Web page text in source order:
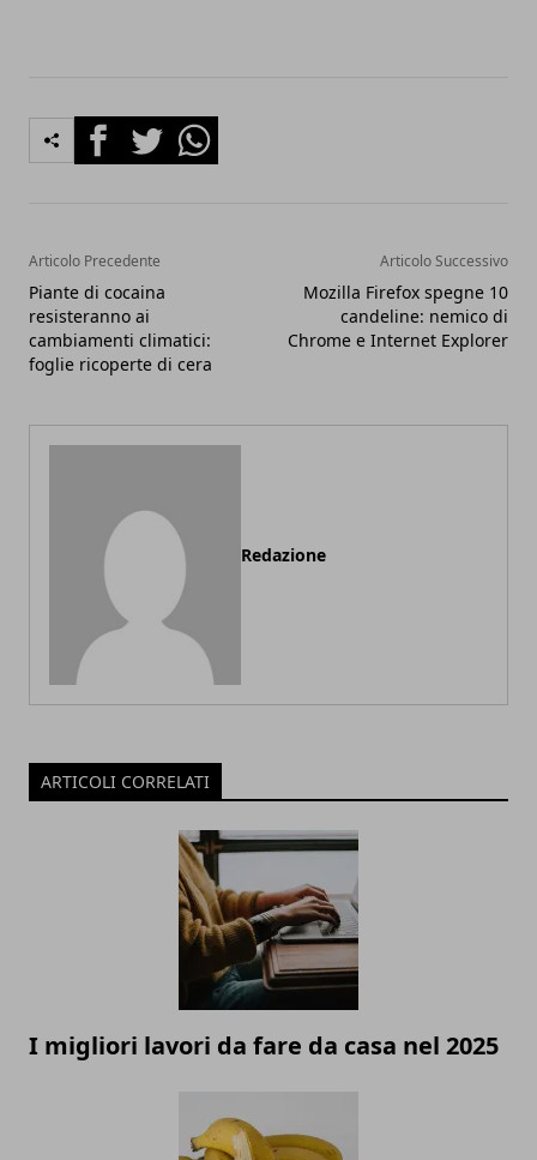
FacebookTwitterWhatsapp
Articolo Precedente
Piante di cocaina
resisteranno ai
cambiamenti climatici:
foglie ricoperte di cera
Articolo Successivo
Mozilla Firefox spegne 10
candeline: nemico di
Chrome e Internet Explorer
Redazione
ARTICOLI CORRELATI
I migliori lavori da fare da casa nel 2025